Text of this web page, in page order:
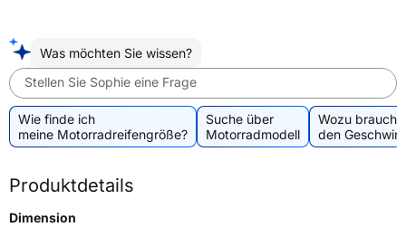
Was möchten Sie wissen?
Stellen Sie Sophie eine Frage
Wie finde ich
meine Motorradreifengröße?
Suche über
Motorradmodell
Wozu
den
Produktdetails
Dimension